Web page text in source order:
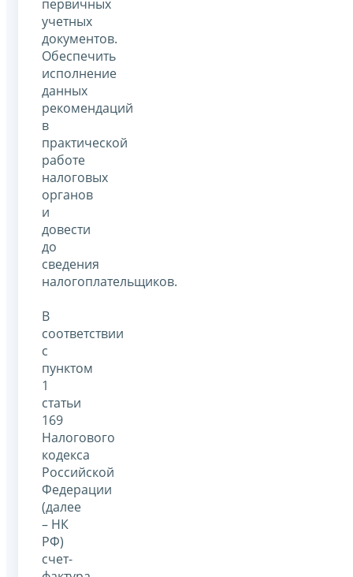
первичных
учетных
документов.
Обеспечить
исполнение
данных
рекомендаций
в
практической
работе
налоговых
органов
и
довести
до
сведения
налогоплательщиков.
В
соответствии
с
пунктом
1
статьи
169
Налогового
кодекса
Российской
Федерации
(далее
– НК
РФ)
счет-